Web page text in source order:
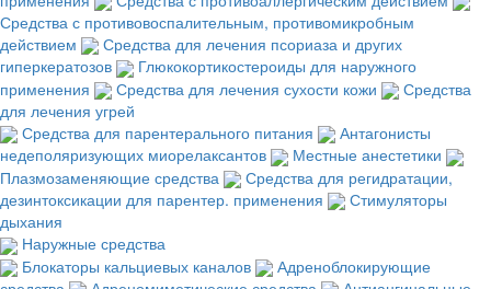
Средства с противовоспалительным, противомикробным
действием
Средства для лечения псориаза и других
гиперкератозов
Глюкокортикостероиды для наружного
применения
Средства для лечения сухости кожи
Средства
для лечения угрей
Средства для парентерального питания
Антагонисты
недеполяризующих миорелаксантов
Местные анестетики
Плазмозаменяющие средства
Средства для регидратации,
дезинтоксикации для парентер. применения
Стимуляторы
дыхания
Наружные средства
Блокаторы кальциевых каналов
Адреноблокирующие